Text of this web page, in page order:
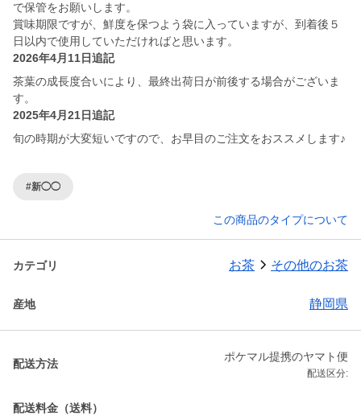
で保管をお願いします。
賞味期限ですが、鮮度を保つよう袋に入っていますが、到着後５
日以内で使用していただければと思います。
2026年4月11日追記
茶葉の成長度合いにより、最終出荷日が前後する場合がございま
す。
2025年4月21日追記
旬の時期が大変短いですので、お早目のご注文をおススメします♪
#新◯◯
この商品のタイプについて
カテゴリ お茶 その他のお茶
産地 静岡県
配送方法
ポケマル提携のヤマト便
配送区分:
配送料金（送料）